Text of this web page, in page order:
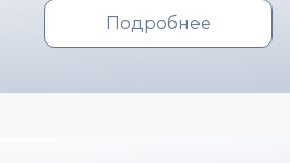
Подробнее